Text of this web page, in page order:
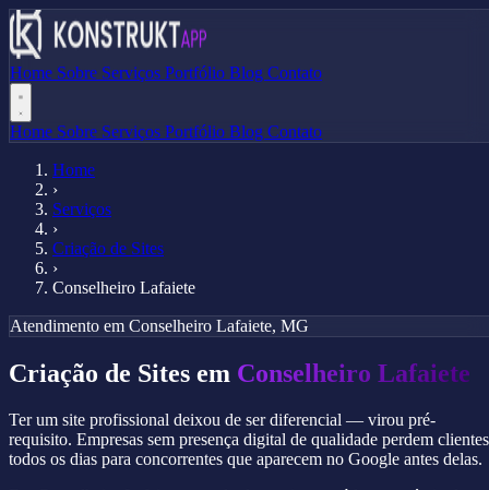
Home Sobre Serviços Portfólio Blog Contato
Home Sobre Serviços Portfólio Blog Contato
Home
›
Serviços
›
Criação de Sites
›
Conselheiro Lafaiete
Atendimento em Conselheiro Lafaiete, MG
Criação de Sites em Conselheiro Lafaiete
Ter um site profissional deixou de ser diferencial — virou pré-
requisito. Empresas sem presença digital de qualidade perdem clientes
todos os dias para concorrentes que aparecem no Google antes delas.